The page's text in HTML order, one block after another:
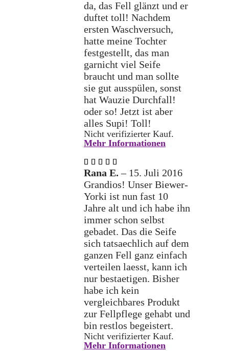
da, das Fell glänzt und er
duftet toll! Nachdem
ersten Waschversuch,
hatte meine Tochter
festgestellt, das man
garnicht viel Seife
braucht und man sollte
sie gut ausspülen, sonst
hat Wauzie Durchfall!
oder so! Jetzt ist aber
alles Supi! Toll!
Nicht verifizierter Kauf.
Mehr Informationen
mit
5
von 5
Rana E.– 15. Juli 2016
Grandios! Unser Biewer-
Yorki ist nun fast 10
Jahre alt und ich habe ihn
immer schon selbst
gebadet. Das die Seife
sich tatsaechlich auf dem
ganzen Fell ganz einfach
verteilen laesst, kann ich
nur bestaetigen. Bisher
habe ich kein
vergleichbares Produkt
zur Fellpflege gehabt und
bin restlos begeistert.
Nicht verifizierter Kauf.
Mehr Informationen